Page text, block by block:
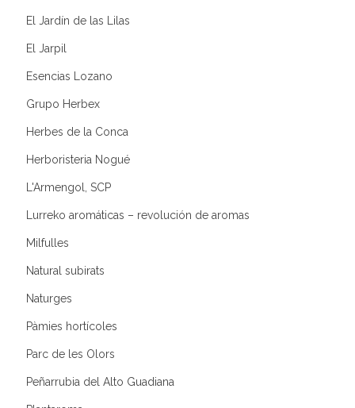
El Jardín de las Lilas
El Jarpil
Esencias Lozano
Grupo Herbex
Herbes de la Conca
Herboristeria Nogué
L'Armengol, SCP
Lurreko aromáticas – revolución de aromas
Milfulles
Natural subirats
Naturges
Pàmies hortícoles
Parc de les Olors
Peñarrubia del Alto Guadiana